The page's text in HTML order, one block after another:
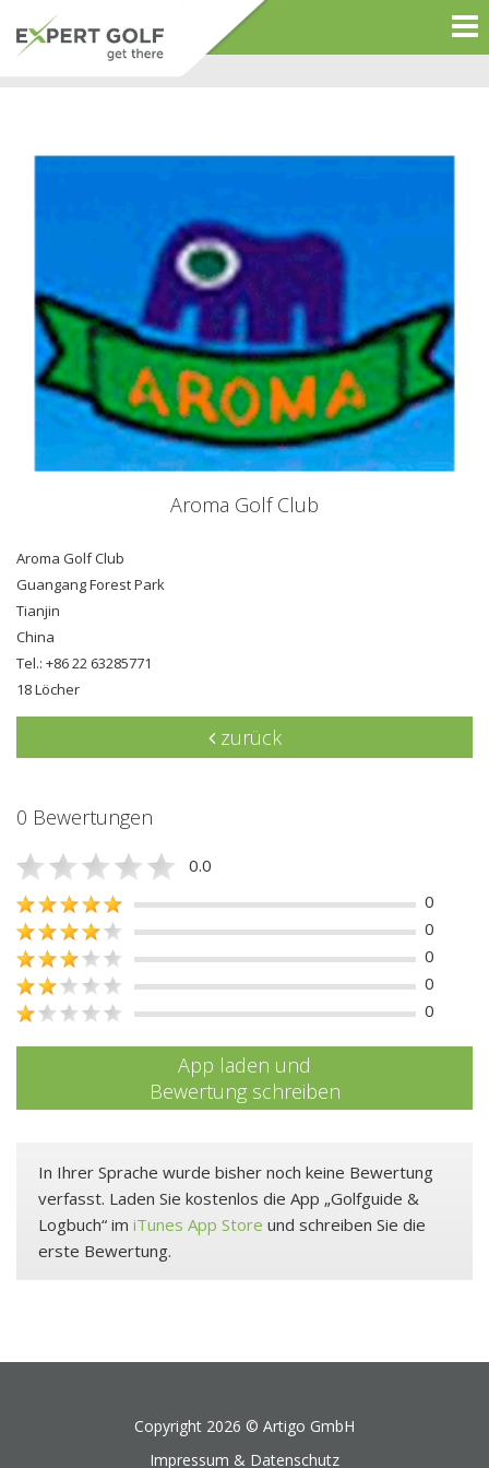
Aroma Golf Club
Aroma Golf Club
Guangang Forest Park
Tianjin
China
Tel.: +86 22 63285771
18 Löcher
zurück
0 Bewertungen
0.0
0
0
0
0
0
App laden und
Bewertung schreiben
In Ihrer Sprache wurde bisher noch keine Bewertung
verfasst. Laden Sie kostenlos die App „Golfguide &
Logbuch“ im iTunes App Store und schreiben Sie die
erste Bewertung.
Copyright 2026 © Artigo GmbH
Impressum & Datenschutz